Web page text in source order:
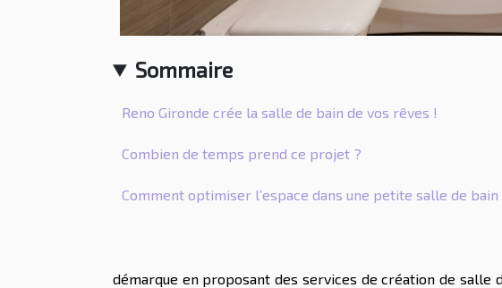
Sommaire
Reno Gironde crée la salle de bain de vos rêves !
Combien de temps prend ce projet ?
Comment optimiser l’espace dans une petite salle de bain
démarque en proposant des services de création de salle